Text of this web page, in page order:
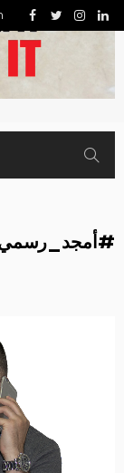
أمجد_رسمي كذبة نيسان هو انت مش العلم اللبناني#